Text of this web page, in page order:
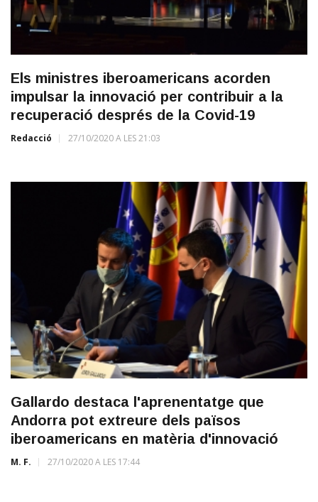
Els ministres iberoamericans acorden
impulsar la innovació per contribuir a la
recuperació després de la Covid-19
Redacció 27/10/2020 A LES 21:03
Gallardo destaca l'aprenentatge que
Andorra pot extreure dels països
iberoamericans en matèria d'innovació
M. F. 27/10/2020 A LES 17:44